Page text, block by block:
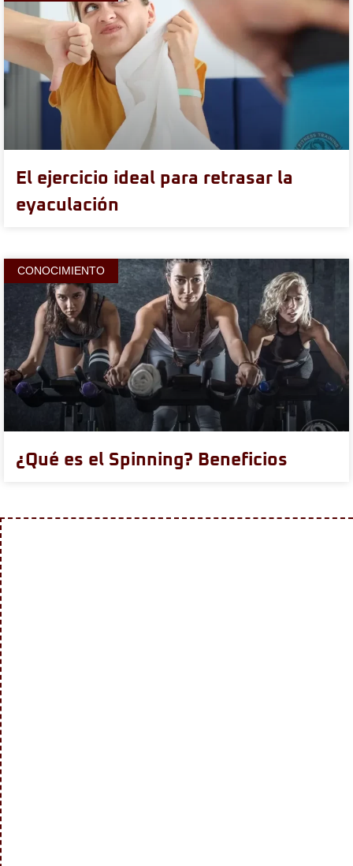
El ejercicio ideal para retrasar la
eyaculación
CONOCIMIENTO
¿Qué es el Spinning? Beneficios